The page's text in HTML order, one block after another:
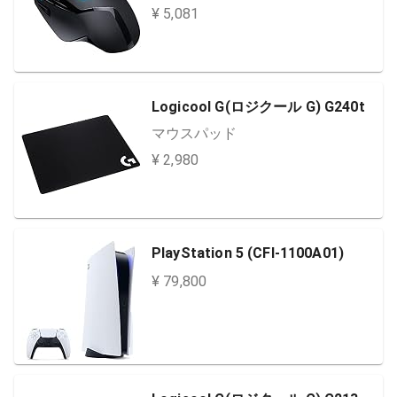
¥ 5,081
Logicool G(ロジクール G) G240t
マウスパッド
¥ 2,980
PlayStation 5 (CFI-1100A01)
¥ 79,800